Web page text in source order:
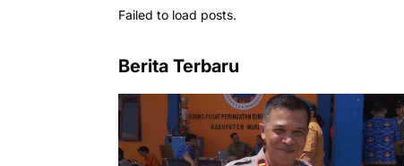
PEMERIKSAAN KESEHATAN GRATIS
Failed to load posts.
Berita Terbaru